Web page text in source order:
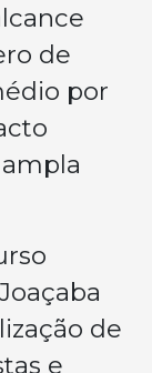
de
por
de
e